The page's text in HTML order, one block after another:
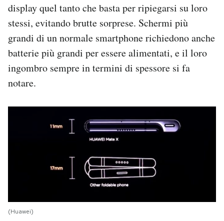
display quel tanto che basta per ripiegarsi su loro
stessi, evitando brutte sorprese. Schermi più
grandi di un normale smartphone richiedono anche
batterie più grandi per essere alimentati, e il loro
ingombro sempre in termini di spessore si fa
notare.
(Huawei)